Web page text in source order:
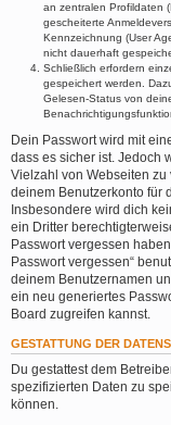
an zentralen Profildaten
gescheiterte
Kennzeichnung (User
nicht dauerhaft
Schließlich erfordern
gespeichert werden.
Gelesen-Status von
Dein Passwort wird mit
dass es sicher ist. Jedoch
Vielzahl von Webseiten
deinem Benutzerkonto für
Insbesondere wird dich
ein Dritter
Passwort vergessen
Passwort vergessen“
deinem Benutzernamen
ein neu generiertes
Board zugreifen kannst.
GESTATTUNG DER
Du gestattest dem
spezifizierten Daten zu
können.